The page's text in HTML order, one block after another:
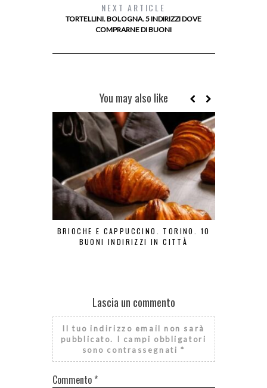
NEXT ARTICLE
TORTELLINI. BOLOGNA. 5 INDIRIZZI DOVE
COMPRARNE DI BUONI
You may also like
BRIOCHE E CAPPUCCINO. TORINO. 10
BUONI INDIRIZZI IN CITTÀ
Lascia un commento
Il tuo indirizzo email non sarà
pubblicato.
I campi obbligatori
sono contrassegnati *
Commento *